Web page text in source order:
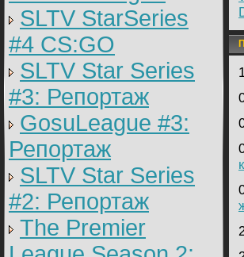
SLTV StarSeries
#4 CS:GO
SLTV Star Series
#3: Репортаж
GosuLeague #3:
Репортаж
SLTV Star Series
#2: Репортаж
The Premier